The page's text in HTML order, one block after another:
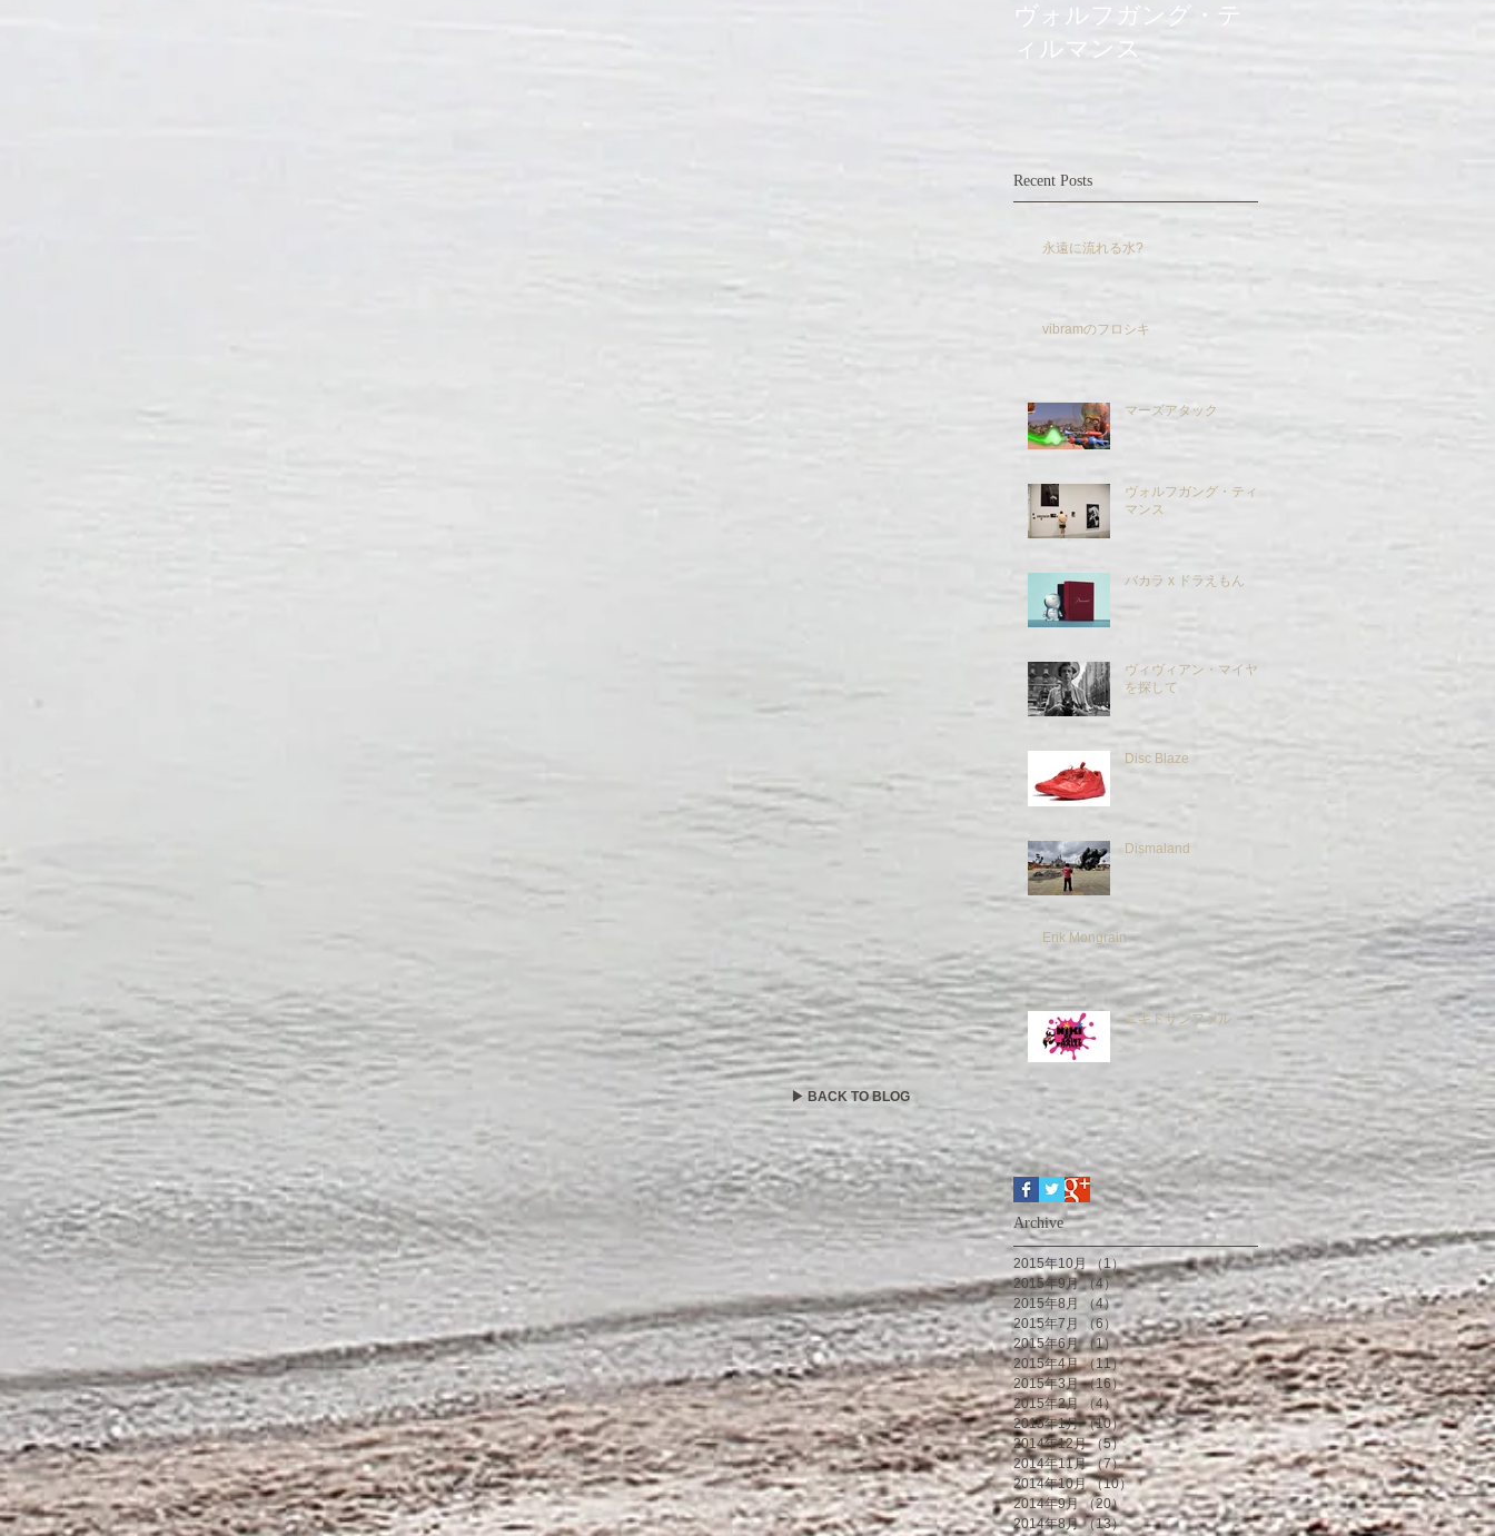
ヴォルフガング・テ
ィルマンス
Recent Posts
永遠に流れる水?
vibramのフロシキ
マーズアタック
ヴォルフガング・ティル
マンス
バカラ x ドラえもん
ヴィヴィアン・マイヤー
を探して
Disc Blaze
Dismaland
Erik Mongrain
ニキドサンファル
▶ BACK TO BLOG
Archive
2015年10月 （1）1件の記事
2015年9月 （4） 4件の記事
2015年8月
（4）4件の記事
2015年7月 （6）6件の記事
2015年6月 （1）1件の記事
2015年4月 （11）11件の記事
2015年3月 （16）16件の記事
2015年2月 （4）4件の記事
2015年1月 （10）10件の記事
2014年12月 （5）5件の記事
2014年11月 （7）7件の記事
2014年10月 （10）10件の記事
2014年9月 （20）20件の記事
2014年8月 （13）13件の記事